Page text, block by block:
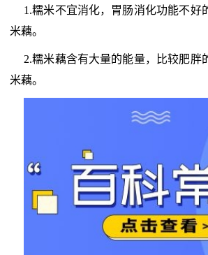
1.糯米不宜消化，胃肠消化功能不好
米藕。
2.糯米藕含有大量的能量，比较肥胖
米藕。